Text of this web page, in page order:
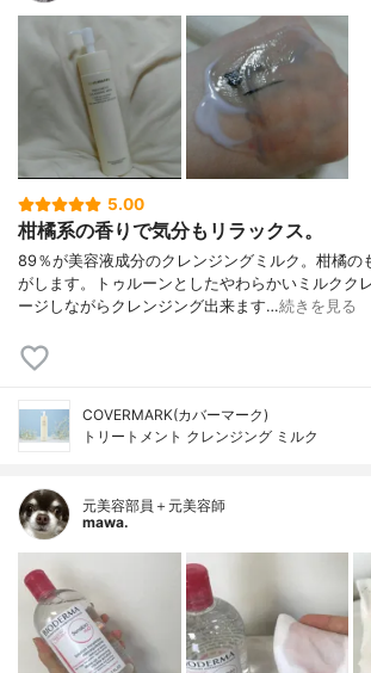
5.00
柑橘系の香りで気分もリラックス。
89％が美容液成分のクレンジングミルク。柑橘の
がします。トゥルーンとしたやわらかいミルクク
ージしながらクレンジング出来ます…続きを見る
COVERMARK(カバーマーク)
トリートメント クレンジング ミルク
元美容部員＋元美容師
mawa.